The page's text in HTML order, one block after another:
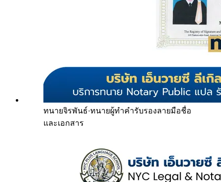
ทนายจิรพันธ์·ทนายผู้ทำคำรับรองลายมือชื่อ
และเอกสาร